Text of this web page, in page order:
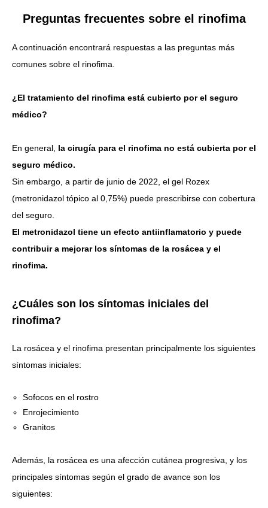
Preguntas frecuentes sobre el rinofima
A continuación encontrará respuestas a las preguntas más
comunes sobre el rinofima.
¿El tratamiento del rinofima está cubierto por el seguro
médico?
En general, la cirugía para el rinofima no está cubierta por el
seguro médico.
Sin embargo, a partir de junio de 2022, el gel Rozex
(metronidazol tópico al 0,75%) puede prescribirse con cobertura
del seguro.
El metronidazol tiene un efecto antiinflamatorio y puede
contribuir a mejorar los síntomas de la rosácea y el
rinofima.
¿Cuáles son los síntomas iniciales del
rinofima?
La rosácea y el rinofima presentan principalmente los siguientes
síntomas iniciales:
Sofocos en el rostro
Enrojecimiento
Granitos
Además, la rosácea es una afección cutánea progresiva, y los
principales síntomas según el grado de avance son los
siguientes: